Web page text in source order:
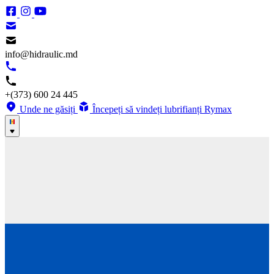
info@hidraulic.md
+(373) 600 24 445
Unde ne găsiți
Începeți să vindeți lubrifianți Rymax